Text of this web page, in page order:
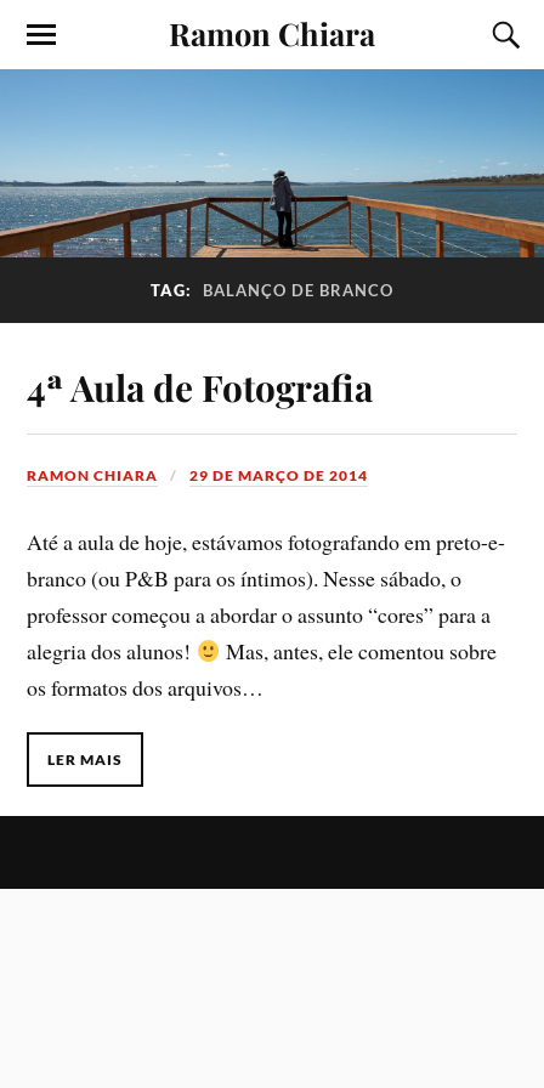
Ramon Chiara
TAG: BALANÇO DE BRANCO
4ª Aula de Fotografia
RAMON CHIARA 29 DE MARÇO DE 2014
Até a aula de hoje, estávamos fotografando em preto-e-
branco (ou P&B para os íntimos). Nesse sábado, o
professor começou a abordar o assunto “cores” para a
alegria dos alunos!
Mas, antes, ele comentou sobre
os formatos dos arquivos…
LER MAIS